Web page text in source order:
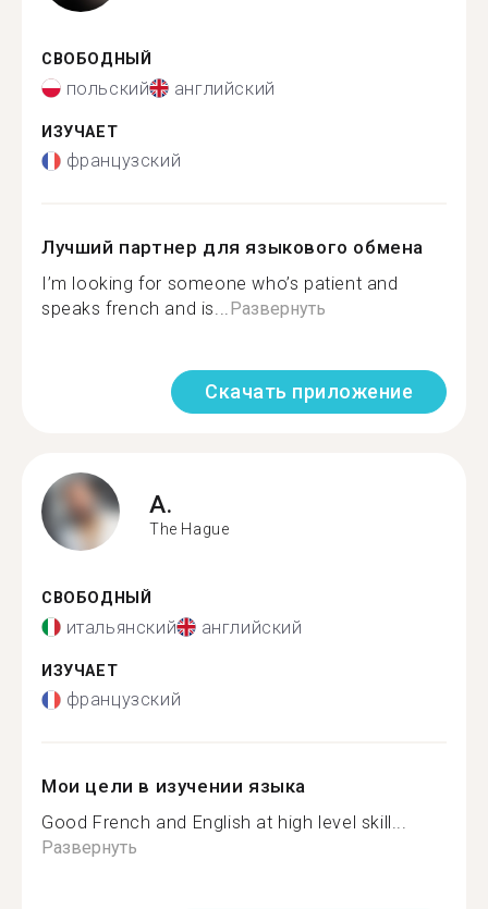
СВОБОДНЫЙ
польский английский
ИЗУЧАЕТ
французский
Лучший партнер для языкового обмена
I’m looking for someone who’s patient and
speaks french and is...Развернуть
Скачать приложение
A.
The Hague
СВОБОДНЫЙ
итальянский английский
ИЗУЧАЕТ
французский
Мои цели в изучении языка
Good French and English at high level skill...
Развернуть